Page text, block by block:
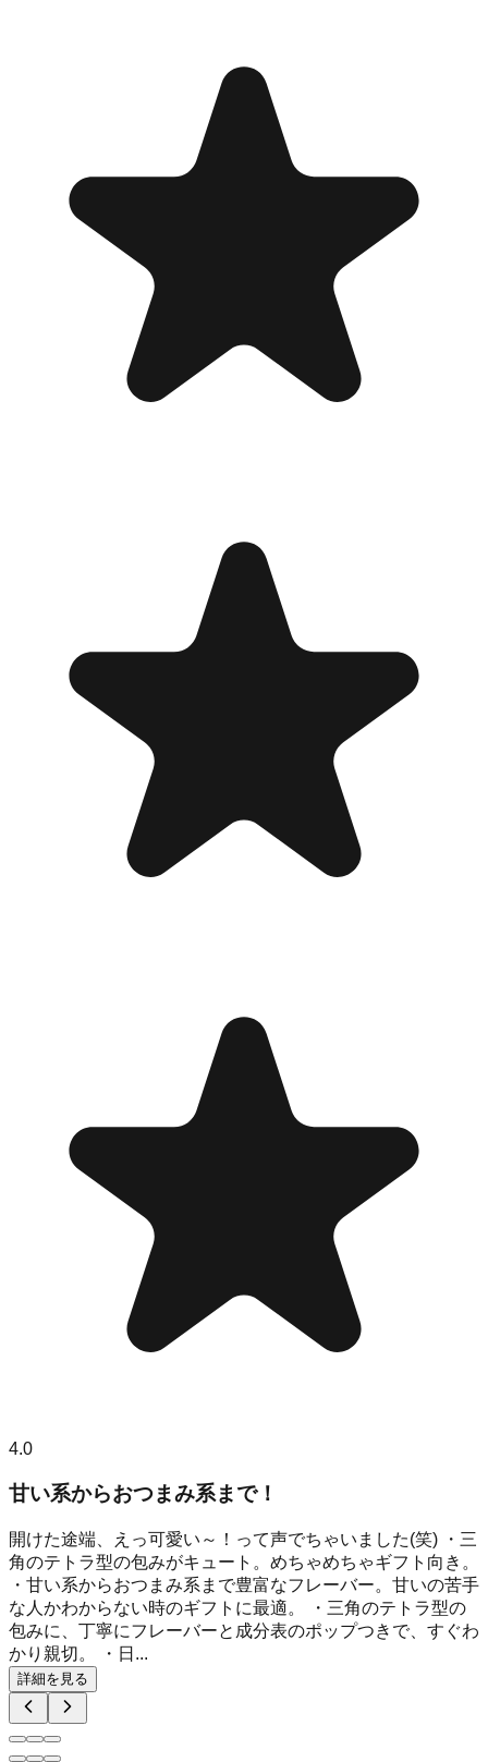
4.0
甘い系からおつまみ系まで！
開けた途端、えっ可愛い～！って声でちゃいました(笑) ・三
角のテトラ型の包みがキュート。めちゃめちゃギフト向き。
・甘い系からおつまみ系まで豊富なフレーバー。甘いの苦手
な人かわからない時のギフトに最適。 ・三角のテトラ型の
包みに、丁寧にフレーバーと成分表のポップつきで、すぐわ
かり親切。 ・日...
詳細を見る